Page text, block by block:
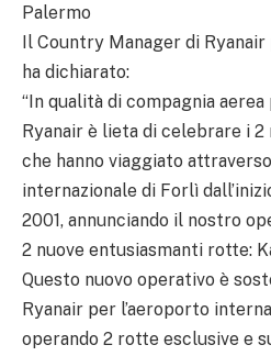
Palermo
Il Country Manager di Ryanair
ha dichiarato:
“In qualità di compagnia aerea
Ryanair è lieta di celebrare i
che hanno viaggiato
internazionale di Forlì
2001, annunciando il nostro
2 nuove entusiasmanti rotte:
Questo nuovo operativo è
Ryanair per l’aeroporto
operando 2 rotte esclusive e